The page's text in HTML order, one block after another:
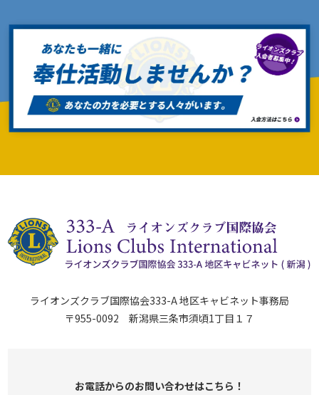
ライオンズクラブ国際協会333-A 地区キャビネット事務局
〒955-0092 新潟県三条市須頃1丁目１７
お電話からのお問い合わせはこちら！